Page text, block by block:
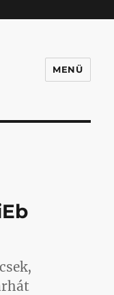
MENÜ